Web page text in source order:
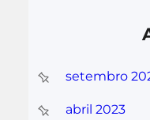
setembro
abril 2023